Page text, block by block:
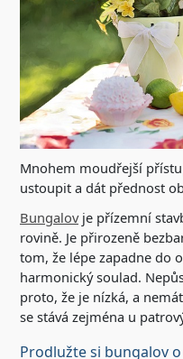
Mnohem moudřejší
ustoupit a dát přednost
Bungalovje přízemní
rovině. Je přirozeně
tom, že lépe zapadne do
harmonický soulad.
proto, že je nízká, a
se stává zejména u
Prodlužte si bungalov